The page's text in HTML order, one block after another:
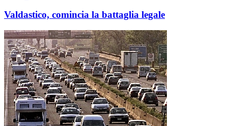
Valdastico, comincia la battaglia legale